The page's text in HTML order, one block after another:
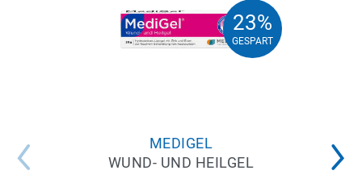
23%
GESPART
23%
GESPART
MEDIGEL
WUND- UND HEILGEL